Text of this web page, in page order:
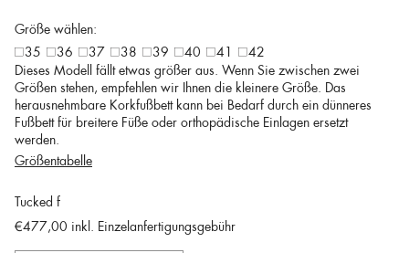
Größe wählen:
35
36 37 38 39 40 41
42
Dieses Modell fällt etwas größer aus. Wenn Sie zwischen zwei
Größen stehen, empfehlen wir Ihnen die kleinere Größe. Das
herausnehmbare Korkfußbett kann bei Bedarf durch ein dünneres
Fußbett für breitere Füße oder orthopädische Einlagen ersetzt
werden.
Größentabelle
Tucked f
€477,00 inkl. Einzelanfertigungsgebühr